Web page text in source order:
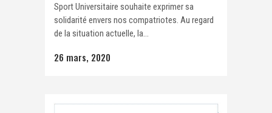
Sport Universitaire souhaite exprimer sa
solidarité envers nos compatriotes. Au regard
de la situation actuelle, la...
26 mars, 2020